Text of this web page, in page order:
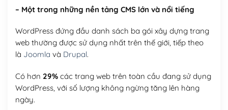
– Một trong những nền tảng CMS lớn và nổi tiếng
WordPress đứng đầu danh sách ba gói xây dựng trang
web thường được sử dụng nhất trên thế giới, tiếp theo
là Joomla và Drupal.
Có hơn 29%các trang web trên toàn cầu đang sử dụng
WordPress, với số lượng không ngừng tăng lên hàng
ngày.